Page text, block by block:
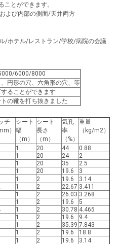
ことができます。
よび内部の側面/天井両方
/ホテル/レストラン/学校/病院の会議
6000/8000
円形の穴、六角形の穴、等
ることができます
の靴を打ち抜きました
チ
）
シート
幅
（m）
シート
長さ
（m）
気孔
率
（%）
重量
（kg/m2）
1 20 44
0.88
1 20 24
2
1 20 35
2.5
1 20 19.6
3
1 2 19.6
3.14
1 2 22.67 3.411
1 2 26.03 3.268
1 2 19.6
5
1 2 30.78 4.465
1 2 19.6
9.4
1 2 35.39 7.843
1 2 19.6
18.8
1 2 19.6 3.14